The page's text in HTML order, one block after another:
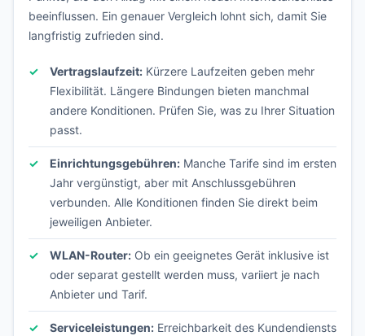
beeinflussen. Ein genauer Vergleich lohnt sich, damit Sie
langfristig zufrieden sind.
Vertragslaufzeit: Kürzere Laufzeiten geben mehr
Flexibilität. Längere Bindungen bieten manchmal
andere Konditionen. Prüfen Sie, was zu Ihrer Situation
passt.
Einrichtungsgebühren: Manche Tarife sind im ersten
Jahr vergünstigt, aber mit Anschlussgebühren
verbunden. Alle Konditionen finden Sie direkt beim
jeweiligen Anbieter.
WLAN-Router: Ob ein geeignetes Gerät inklusive ist
oder separat gestellt werden muss, variiert je nach
Anbieter und Tarif.
Serviceleistungen: Erreichbarkeit des Kundendiensts